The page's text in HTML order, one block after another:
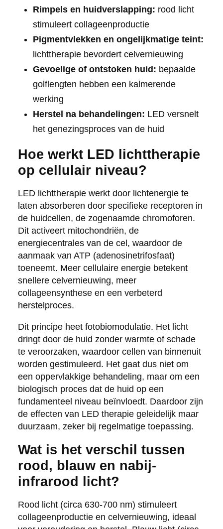
Rimpels en huidverslapping: rood licht
stimuleert collageenproductie
Pigmentvlekken en ongelijkmatige teint:
lichttherapie bevordert celvernieuwing
Gevoelige of ontstoken huid: bepaalde
golflengten hebben een kalmerende
werking
Herstel na behandelingen: LED versnelt
het genezingsproces van de huid
Hoe werkt LED lichttherapie
op cellulair niveau?
LED lichttherapie werkt door lichtenergie te
laten absorberen door specifieke receptoren in
de huidcellen, de zogenaamde chromoforen.
Dit activeert mitochondriën, de
energiecentrales van de cel, waardoor de
aanmaak van ATP (adenosinetrifosfaat)
toeneemt. Meer cellulaire energie betekent
snellere celvernieuwing, meer
collageensynthese en een verbeterd
herstelproces.
Dit principe heet fotobiomodulatie. Het licht
dringt door de huid zonder warmte of schade
te veroorzaken, waardoor cellen van binnenuit
worden gestimuleerd. Het gaat dus niet om
een oppervlakkige behandeling, maar om een
biologisch proces dat de huid op een
fundamenteel niveau beïnvloedt. Daardoor zijn
de effecten van LED therapie geleidelijk maar
duurzaam, zeker bij regelmatige toepassing.
Wat is het verschil tussen
rood, blauw en nabij-
infrarood licht?
Rood licht (circa 630-700 nm) stimuleert
collageenproductie en celvernieuwing, ideaal